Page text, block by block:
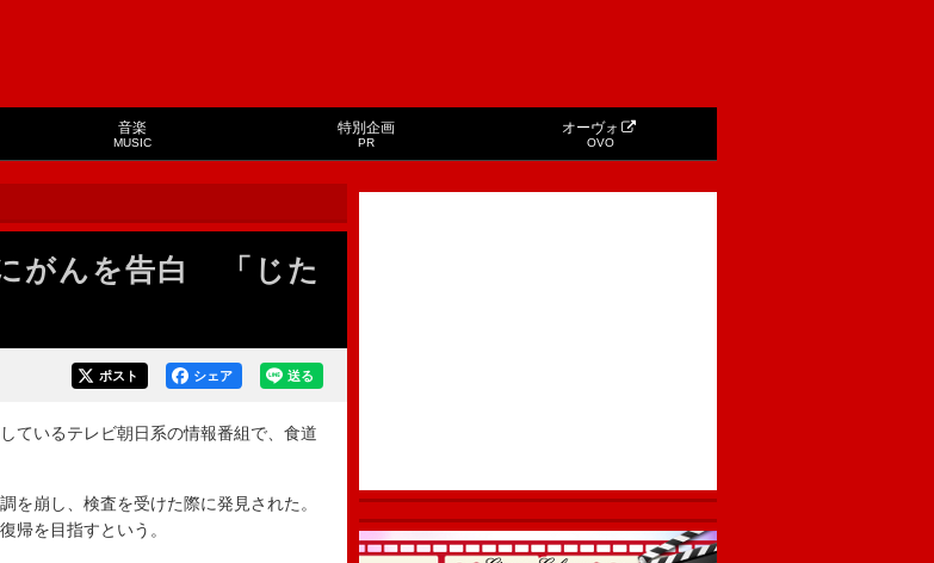
音楽
MUSIC
特別企画
PR
オーヴォ
OVO
がんを告白 「じた
送る
シェア
ポスト
ているテレビ朝日系の情報番組で、食道
崩し、検査を受けた際に発見された。
帰を目指すという。